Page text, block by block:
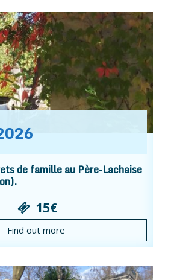
de famille au Père-Lachaise
15€
Find out more